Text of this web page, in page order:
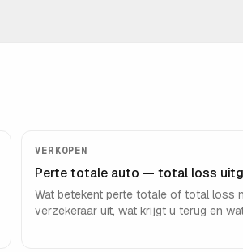
VERKOPEN
Perte totale auto — total loss
Wat betekent perte totale of total loss
verzekeraar uit, wat krijgt u terug en